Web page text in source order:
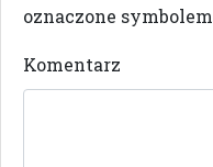
oznaczone symbolem
Komentarz